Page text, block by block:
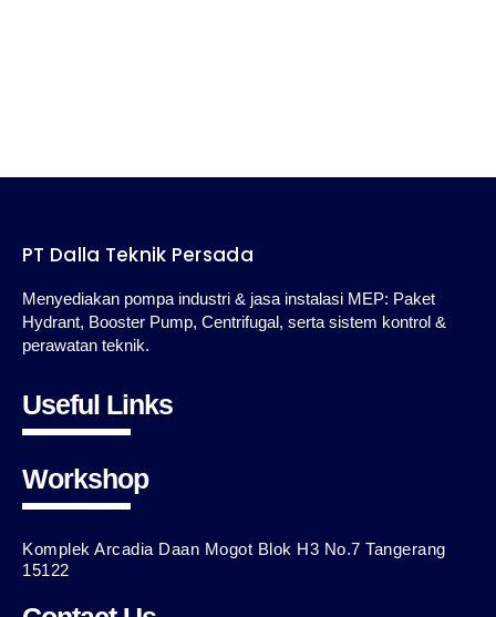
PT Dalla Teknik Persada
Menyediakan pompa industri & jasa instalasi MEP: Paket
Hydrant, Booster Pump, Centrifugal, serta sistem kontrol &
perawatan teknik.
Useful Links
Workshop
Komplek Arcadia Daan Mogot Blok H3 No.7 Tangerang
15122